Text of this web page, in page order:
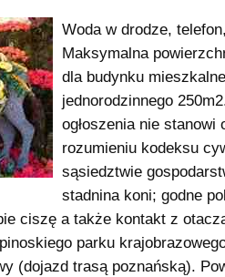
Woda w drodze,
Maksymalna
dla budynku
jednorodzinnego
ogłoszenia nie stanowi
rozumieniu kodeksu
sąsiedztwie
stadnina koni; godne
ciszę a także kontakt z
parku
(dojazd trasą poznańską).